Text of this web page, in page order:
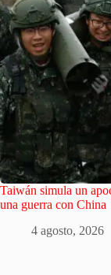
Taiwán simula un
una guerra con China
4 agosto, 2026